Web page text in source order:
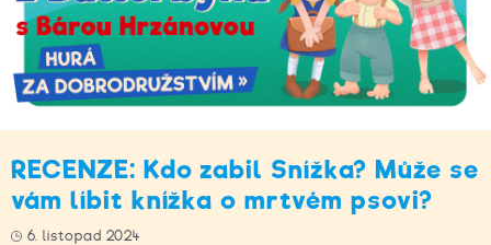
RECENZE: Kdo zabil Snížka? Může se
vám líbit knížka o mrtvém psovi?
6. listopad 2024